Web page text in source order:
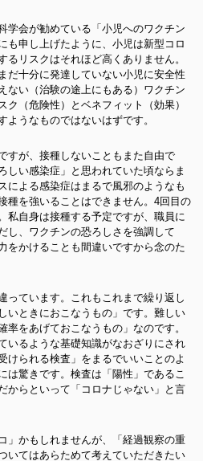
学会が勧めている「小児へのワクチン
も申し上げたように、小児は新型コロ
リスクはそれほど高くありません。
だ十分に発達していない小児に安全性
ない（治験の途上にもある）ワクチン
ク（危険性）とベネフィット（効果）
うなものではないはずです。
すが、接種しないこともまた自由で
しい感染症」と思われていた頃ならま
による感染症はまるで風邪のようなも
種を強いることはできません。4回目の
私自身は接種する予定ですが、職員に
し、ワクチンの恐ろしさを強調して
をかけることも間違いですから念のた
っています。これもこれまで繰り返し
いときにおこなうもの」です。難しい
をあげておこなうもの」なのです。
いるような基礎知識がなおざりにされ
けられる検査」をまるでいいことのよ
は驚きです。検査は「陽性」であるこ
からといって「コロナじゃない」と言
」かもしれませんが、「経過観察の重
いてはあらためて考えていただきたい